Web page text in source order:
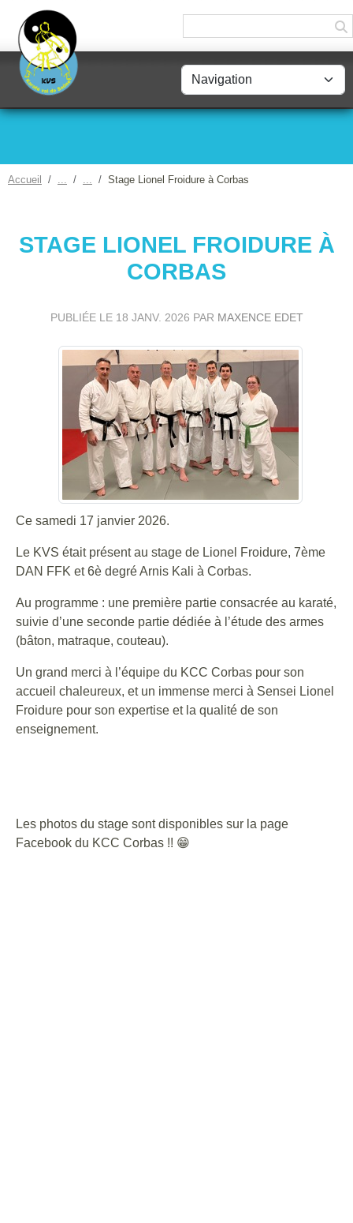
Accueil Stage Lionel Froidure à Corbas
STAGE LIONEL FROIDURE À
CORBAS
PUBLIÉE LE 18 JANV. 2026 PAR MAXENCE EDET
Ce samedi 17 janvier 2026.
Le KVS était présent au stage de Lionel Froidure, 7ème
DAN FFK et 6è degré Arnis Kali à Corbas.
Au programme : une première partie consacrée au karaté,
suivie d’une seconde partie dédiée à l’étude des armes
(bâton, matraque, couteau).
Un grand merci à l’équipe du KCC Corbas pour son
accueil chaleureux, et un immense merci à Sensei Lionel
Froidure pour son expertise et la qualité de son
enseignement.
Les photos du stage sont disponibles sur la page
Facebook du KCC Corbas !! 😁
Panneau de gestion des cookies